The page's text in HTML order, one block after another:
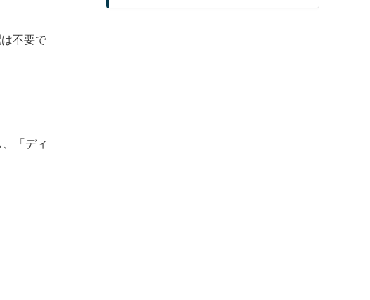
不要で
「ディ